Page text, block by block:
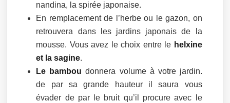
nandina, la spirée japonaise.
En remplacement de l’herbe ou le gazon, on
retrouvera dans les jardins japonais de la
mousse. Vous avez le choix entre le helxine
et la sagine.
Le bambou donnera volume à votre jardin.
de par sa grande hauteur il saura vous
évader de par le bruit qu’il procure avec le